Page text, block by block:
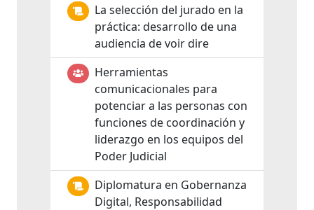
La selección del jurado en la
práctica: desarrollo de una
audiencia de voir dire
Herramientas
comunicacionales para
potenciar a las personas con
funciones de coordinación y
liderazgo en los equipos del
Poder Judicial
Diplomatura en Gobernanza
Digital, Responsabilidad